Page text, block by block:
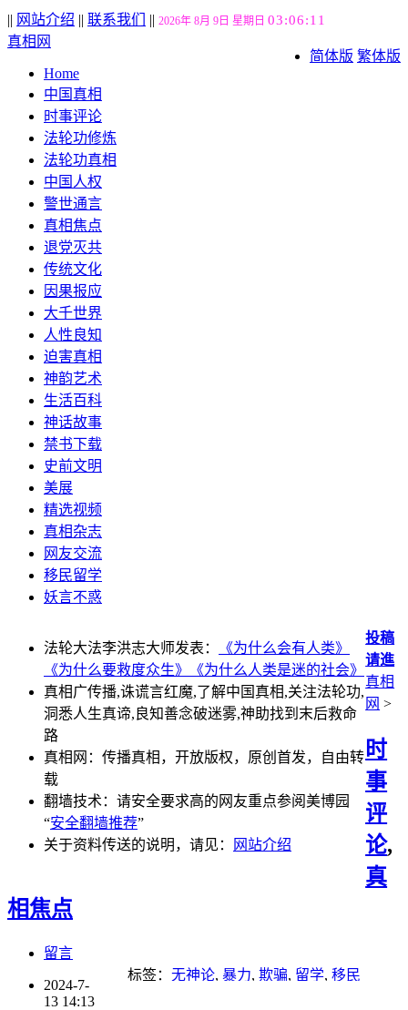
|| 网站介绍 || 联系我们 || 2026年 8月 9日 星期日 03:06:12
简体版 繁体版
真相网
Home
中国真相
时事评论
法轮功修炼
法轮功真相
中国人权
警世通言
真相焦点
退党灭共
传统文化
因果报应
大千世界
人性良知
迫害真相
神韵艺术
生活百科
神话故事
禁书下载
史前文明
美展
精选视频
真相杂志
网友交流
移民留学
妖言不惑
法轮大法李洪志大师发表：
《为什么会有人类》
《为什么要救度众生》
《为什么人类是迷的社会》
真相广传播,诛谎言红魔,了解中国真相,关注法轮功,
洞悉人生真谛,良知善念破迷雾,神助找到末后救命
路
真相网：传播真相，开放版权，原创首发，自由转
载
翻墙技术：请安全要求高的网友重点参阅美博园
“安全翻墙推荐”
关于资料传送的说明，请见：
网站介绍
投稿
请進
真相
网 >
时
事
评
论,
真
相焦点
留言
标签： 无神论, 暴力, 欺骗, 留学, 移民
2024-7-
13 14:13